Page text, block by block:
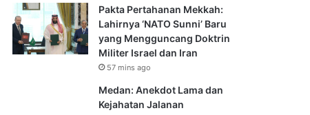
Pakta Pertahanan Mekkah:
Lahirnya ‘NATO Sunni’ Baru
yang Mengguncang Doktrin
Militer Israel dan Iran
57 mins ago
Medan: Anekdot Lama dan
Kejahatan Jalanan